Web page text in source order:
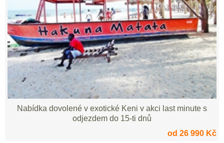
Nabídka dovolené v exotické Keni v akci last minute s
odjezdem do 15-ti dnů
od 26 990 Kč